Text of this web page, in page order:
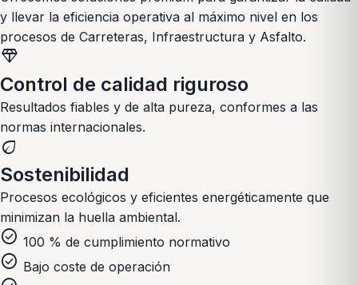
y llevar la eficiencia operativa al máximo nivel en los
procesos de Carreteras, Infraestructura y Asfalto.
diamond
Control de calidad riguroso
Resultados fiables y de alta pureza, conformes a las
normas internacionales.
eco
Sostenibilidad
Procesos ecológicos y eficientes energéticamente que
minimizan la huella ambiental.
check_circle 100 % de cumplimiento normativo
check_circle Bajo coste de operación